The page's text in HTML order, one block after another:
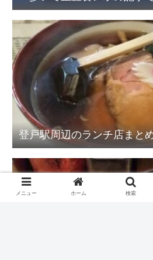
登戸駅周辺のランチ店まと
メニュー ホーム 検索